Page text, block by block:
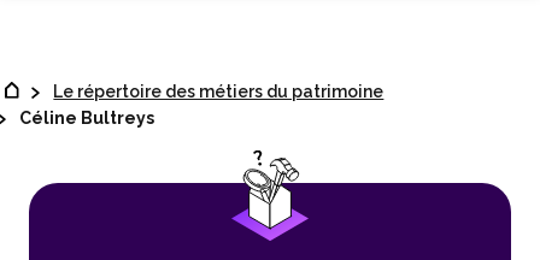
Le répertoire des métiers du patrimoine
Céline Bultreys